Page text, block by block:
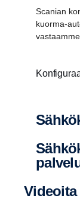
Scanian
kuorma-
Sähkökuorma-​​auton seuran­ta­